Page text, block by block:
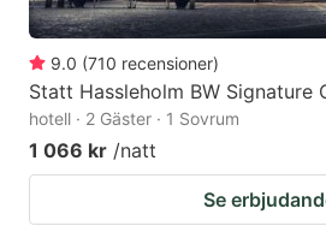
9.0 (710 recensioner)
Statt Hassleholm BW Signature
hotell · 2 Gäster · 1 Sovrum
1 066 kr /natt
Se